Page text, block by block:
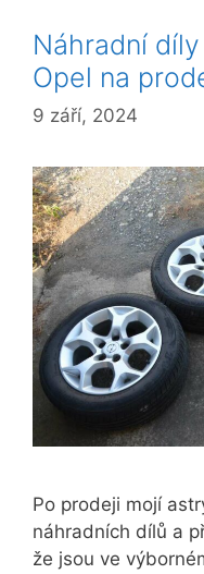
Náhradní
Opel na
9 září, 2024
Po prodeji mojí
náhradních dílů a
že jsou ve